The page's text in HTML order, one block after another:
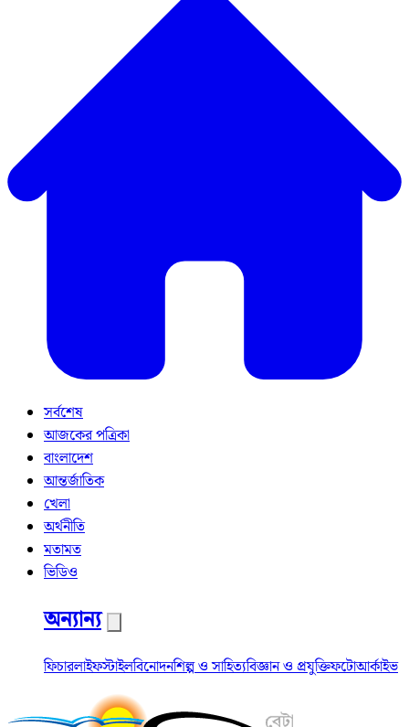
সর্বশেষ
আজকের পত্রিকা
বাংলাদেশ
আন্তর্জাতিক
খেলা
অর্থনীতি
মতামত
ভিডিও
অন্যান্য
ফিচারলাইফস্টাইলবিনোদনশিল্প ও সাহিত্যবিজ্ঞান ও প্রযুক্তিফটোআর্কাইভ